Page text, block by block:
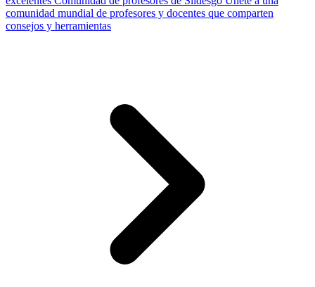
comunidad mundial de profesores y docentes que comparten
consejos y herramientas